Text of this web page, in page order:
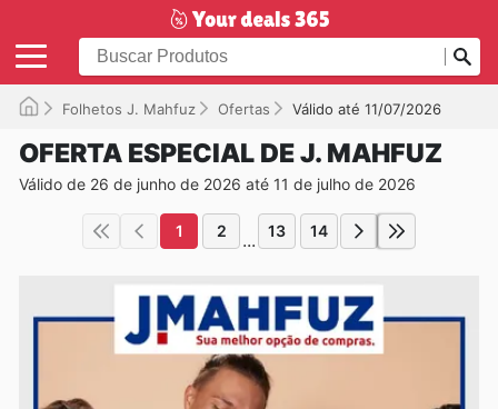
Folhetos J. Mahfuz Ofertas Válido até 11/07/2026
OFERTA ESPECIAL DE J. MAHFUZ
Válido de 26 de junho de 2026 até 11 de julho de 2026
1 2 ... 13 14